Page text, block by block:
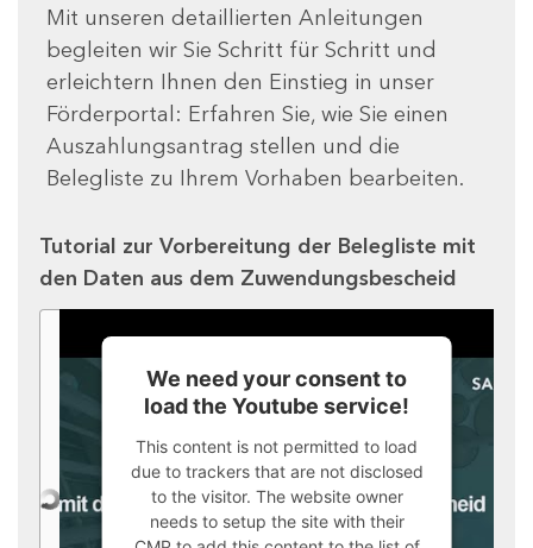
Mit unseren detaillierten Anleitungen
begleiten wir Sie Schritt für Schritt und
erleichtern Ihnen den Einstieg in unser
Förderportal: Erfahren Sie, wie Sie einen
Auszahlungsantrag stellen und die
Belegliste zu Ihrem Vorhaben bearbeiten.
Tutorial zur Vorbereitung der Belegliste mit
den Daten aus dem Zuwendungsbescheid
We need your consent to
load the Youtube service!
This content is not permitted to load
due to trackers that are not disclosed
to the visitor. The website owner
needs to setup the site with their